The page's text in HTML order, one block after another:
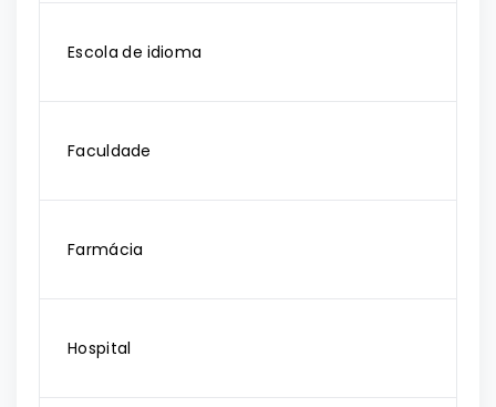
Escola de idioma
Faculdade
Farmácia
Hospital